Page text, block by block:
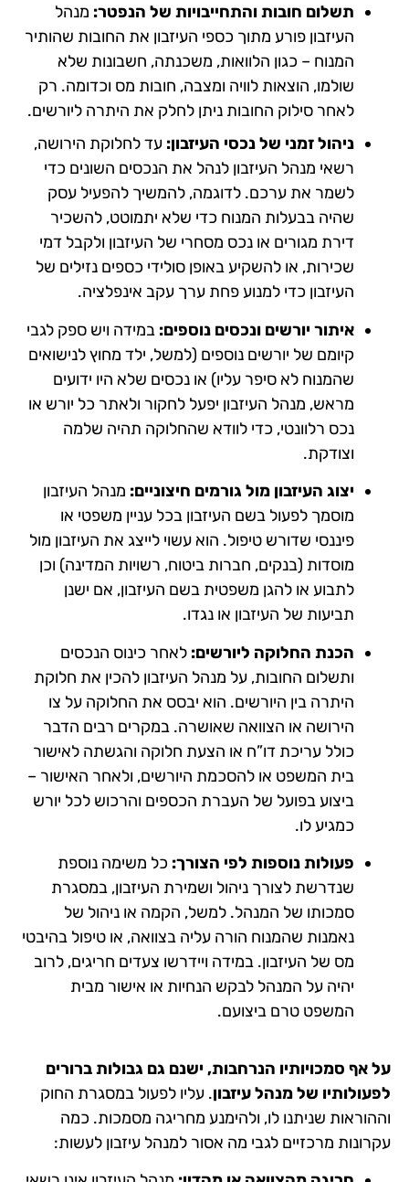
תשלום חובות והתחייבויות של הנפטר: מנהל
העיזבון פורע מתוך כספי העיזבון את החובות שהותיר
המנוח – כגון הלוואות, משכנתה, חשבונות שלא
שולמו, הוצאות לוויה ומצבה, חובות מס וכדומה. רק
לאחר סילוק החובות ניתן לחלק את היתרה ליורשים.
ניהול זמני של נכסי העיזבון: עד לחלוקת הירושה,
רשאי מנהל העיזבון לנהל את הנכסים השונים כדי
לשמר את ערכם. לדוגמה, להמשיך להפעיל עסק
שהיה בבעלות המנוח כדי שלא יתמוטט, להשכיר
דירת מגורים או נכס מסחרי של העיזבון ולקבל דמי
שכירות, או להשקיע באופן סולידי כספים נזילים של
העיזבון כדי למנוע פחת ערך עקב אינפלציה.
איתור יורשים ונכסים נוספים: במידה ויש ספק לגבי
קיומם של יורשים נוספים (למשל, ילד מחוץ לנישואים
שהמנוח לא סיפר עליו) או נכסים שלא היו ידועים
מראש, מנהל העיזבון יפעל לחקור ולאתר כל יורש או
נכס רלוונטי, כדי לוודא שהחלוקה תהיה שלמה
וצודקת​.
יצוג העיזבון מול גורמים חיצוניים: מנהל העיזבון
מוסמך לפעול בשם העיזבון בכל עניין משפטי או
פיננסי שדורש טיפול. הוא עשוי לייצג את העיזבון מול
מוסדות (בנקים, חברות ביטוח, רשויות המדינה) וכן
לתבוע או להגן משפטית בשם העיזבון, אם ישנן
תביעות של העיזבון או נגדו.
הכנת החלוקה ליורשים: לאחר כינוס הנכסים
ותשלום החובות, על מנהל העיזבון להכין את חלוקת
היתרה בין היורשים. הוא יבסס את החלוקה על צו
הירושה או הצוואה שאושרה. במקרים רבים הדבר
כולל עריכת דו”ח או הצעת חלוקה והגשתה לאישור
בית המשפט או להסכמת היורשים, ולאחר האישור –
ביצוע בפועל של העברת הכספים והרכוש לכל יורש
כמגיע לו.
פעולות נוספות לפי הצורך: כל משימה נוספת
שנדרשת לצורך ניהול ושמירת העיזבון, במסגרת
סמכותו של המנהל. למשל, הקמה או ניהול של
נאמנות שהמנוח הורה עליה בצוואה, או טיפול בהיבטי
מס של העיזבון. במידה ויידרשו צעדים חריגים, לרוב
יהיה על המנהל לבקש הנחיות או אישור מבית
המשפט טרם ביצועם​.
על אף סמכויותיו הנרחבות, ישנם גם גבולות ברורים
לפעולותיו של מנהל עיזבון. עליו לפעול במסגרת החוק
וההוראות שניתנו לו, ולהימנע מחריגה מסמכות. כמה
עקרונות מרכזיים לגבי מה אסור למנהל עיזבון לעשות: